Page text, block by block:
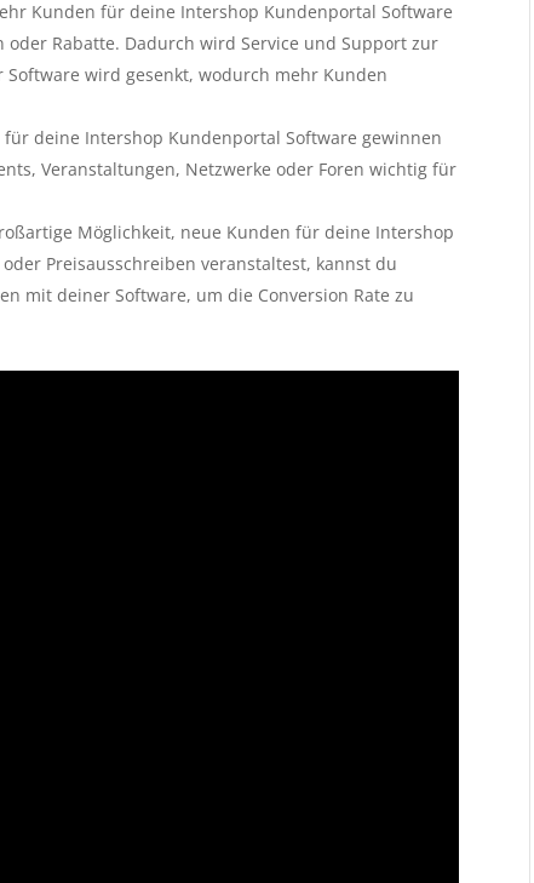
Kunden für deine Intershop Kundenportal Software
Rabatte. Dadurch wird Service und Support zur
wird gesenkt, wodurch mehr Kunden
deine Intershop Kundenportal Software gewinnen
Veranstaltungen, Netzwerke oder Foren wichtig für
Möglichkeit, neue Kunden für deine Intershop
Preisausschreiben veranstaltest, kannst du
mit deiner Software, um die Conversion Rate zu